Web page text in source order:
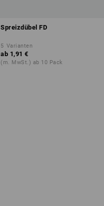
Spreizdübel FD
5 Varianten
ab 1,91 €
(m. MwSt.) ab 10 Pack